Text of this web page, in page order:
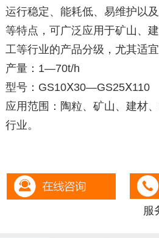
运行稳定、能耗低、易维护以
等特点，可广泛应用于矿山、
工等行业的产品分级，尤其适
产量：1—70t/h
型号：GS10Ⅹ30—GS25Ⅹ110
应用范围：陶粒、矿山、建材
行业。
服